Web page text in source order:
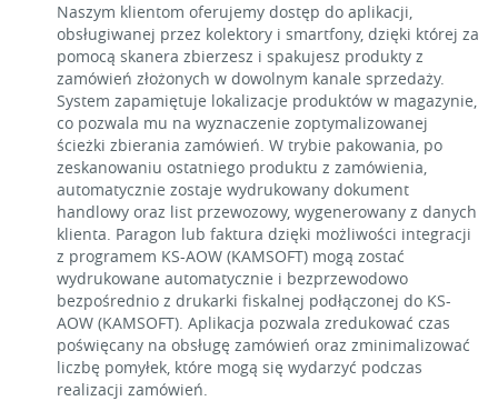
Naszym klientom oferujemy dostęp do aplikacji,
obsługiwanej przez kolektory i smartfony, dzięki której za
pomocą skanera zbierzesz i spakujesz produkty z
zamówień złożonych w dowolnym kanale sprzedaży.
System zapamiętuje lokalizacje produktów w magazynie,
co pozwala mu na wyznaczenie zoptymalizowanej
ścieżki zbierania zamówień. W trybie pakowania, po
zeskanowaniu ostatniego produktu z zamówienia,
automatycznie zostaje wydrukowany dokument
handlowy oraz list przewozowy, wygenerowany z danych
klienta. Paragon lub faktura dzięki możliwości integracji
z programem KS-AOW (KAMSOFT) mogą zostać
wydrukowane automatycznie i bezprzewodowo
bezpośrednio z drukarki fiskalnej podłączonej do KS-
AOW (KAMSOFT). Aplikacja pozwala zredukować czas
poświęcany na obsługę zamówień oraz zminimalizować
liczbę pomyłek, które mogą się wydarzyć podczas
realizacji zamówień.